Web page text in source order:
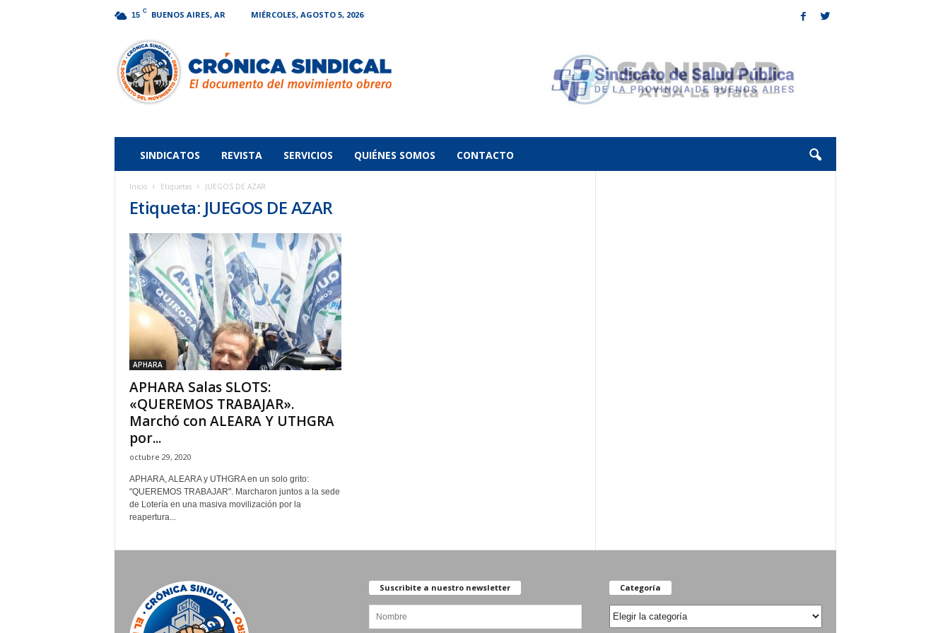
15 C BUENOS AIRES, AR MIÉRCOLES, AGOSTO 5, 2026
Sindical
SINDICATOS REVISTA SERVICIOS QUIÉNES SOMOS CONTACTO
Inicio Etiquetas JUEGOS DE AZAR
Etiqueta: JUEGOS DE AZAR
APHARA
APHARA Salas SLOTS:
«QUEREMOS TRABAJAR».
Marchó con ALEARA Y UTHGRA
por...
octubre 29, 2020
APHARA, ALEARA y UTHGRA en un solo grito:
"QUEREMOS TRABAJAR". Marcharon juntos a la sede
de Lotería en una masiva movilización por la
reapertura...
Suscribite a nuestro newsletter Categoría
Categoría